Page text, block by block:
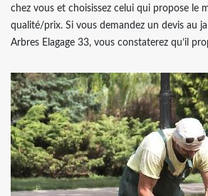
chez vous et choisissez celui qui propose le
qualité/prix. Si vous demandez un devis au
Arbres Elagage 33, vous constaterez qu’il